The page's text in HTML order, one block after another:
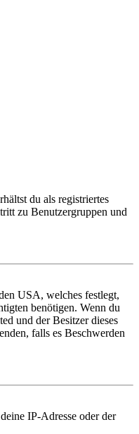
du als registriertes
zu Benutzergruppen und
USA, welches festlegt,
benötigen. Wenn du
und der Besitzer dieses
falls es Beschwerden
IP-Adresse oder der